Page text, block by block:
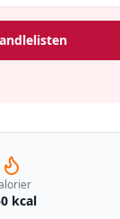
kcal